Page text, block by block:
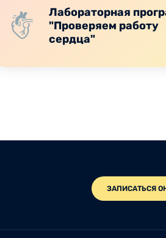
Лабораторная
"Проверяем работу
сердца"
ЗАПИСАТЬСЯ